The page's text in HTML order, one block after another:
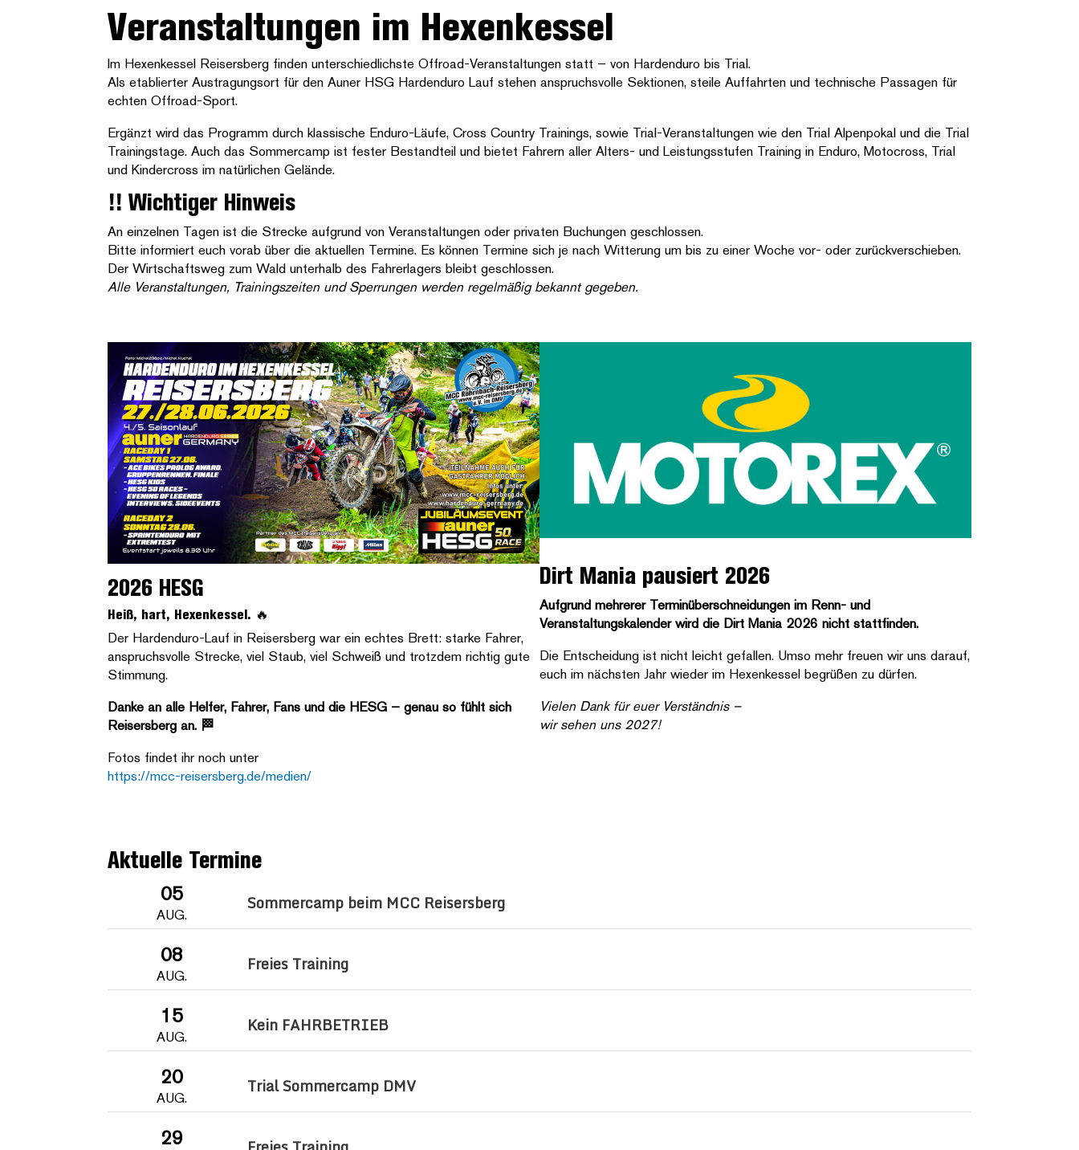
Veranstaltungen im Hexenkessel
Im Hexenkessel Reisersberg finden unterschiedlichste Offroad-Veranstaltungen statt – von Hardenduro bis Trial.
Als etablierter Austragungsort für den Auner HSG Hardenduro Lauf stehen anspruchsvolle Sektionen, steile Auffahrten und technische Passagen für
echten Offroad-Sport.
Ergänzt wird das Programm durch klassische Enduro-Läufe, Cross Country Trainings, sowie Trial-Veranstaltungen wie den Trial Alpenpokal und die Trial
Trainingstage. Auch das Sommercamp ist fester Bestandteil und bietet Fahrern aller Alters- und Leistungsstufen Training in Enduro, Motocross, Trial
und Kindercross im natürlichen Gelände.
!! Wichtiger Hinweis
An einzelnen Tagen ist die Strecke aufgrund von Veranstaltungen oder privaten Buchungen geschlossen.
Bitte informiert euch vorab über die aktuellen Termine. Es können Termine sich je nach Witterung um bis zu einer Woche vor- oder zurückverschieben.
Der Wirtschaftsweg zum Wald unterhalb des Fahrerlagers bleibt geschlossen.
Alle Veranstaltungen, Trainingszeiten und Sperrungen werden regelmäßig bekannt gegeben.
2026 HESG
Heiß, hart, Hexenkessel. 🔥
Der Hardenduro-Lauf in Reisersberg war ein echtes Brett: starke Fahrer,
anspruchsvolle Strecke, viel Staub, viel Schweiß und trotzdem richtig gute
Stimmung.
Danke an alle Helfer, Fahrer, Fans und die HESG – genau so fühlt sich
Reisersberg an. 🏁
Fotos findet ihr noch unter
https://mcc-reisersberg.de/medien/
Dirt Mania pausiert 2026
Aufgrund mehrerer Terminüberschneidungen im Renn- und
Veranstaltungskalender wird die Dirt Mania 2026 nicht stattfinden.
Die Entscheidung ist nicht leicht gefallen. Umso mehr freuen wir uns darauf,
euch im nächsten Jahr wieder im Hexenkessel begrüßen zu dürfen.
Vielen Dank für euer Verständnis –
wir sehen uns 2027!
Aktuelle Termine
05
AUG. Sommercamp beim MCC Reisersberg
08
AUG. Freies Training
15
AUG. Kein FAHRBETRIEB
20
AUG. Trial Sommercamp DMV
29